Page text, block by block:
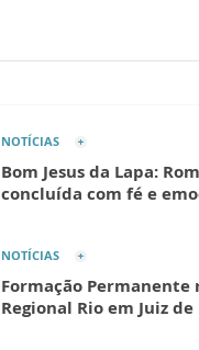
NOTÍCIAS
Bom Jesus da Lapa:
concluída com fé e
NOTÍCIAS
Formação Permanente
Regional Rio em Juiz de